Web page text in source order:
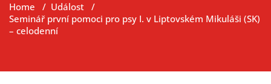
Home / Událost /
Seminář první pomoci pro psy I. v Liptovském Mikuláši (SK)
– celodenní